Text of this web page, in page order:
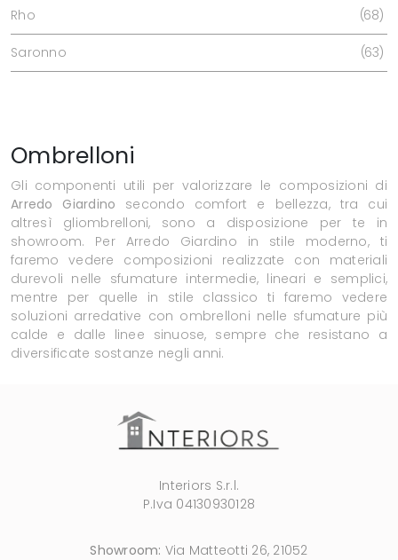
Rho 68
Saronno 63
Ombrelloni
Gli componenti utili per valorizzare le composizioni di
Arredo Giardino secondo comfort e bellezza, tra cui
altresì gliombrelloni, sono a disposizione per te in
showroom. Per Arredo Giardino in stile moderno, ti
faremo vedere composizioni realizzate con materiali
durevoli nelle sfumature intermedie, lineari e semplici,
mentre per quelle in stile classico ti faremo vedere
soluzioni arredative con ombrelloni nelle sfumature più
calde e dalle linee sinuose, sempre che resistano a
diversificate sostanze negli anni.
Interiors S.r.l.
P.Iva 04130930128
Showroom: Via Matteotti 26, 21052